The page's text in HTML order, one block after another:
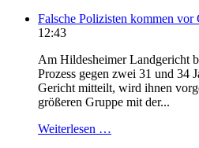
Falsche Polizisten kommen vor
12:43
Am Hildesheimer Landgericht
Prozess gegen zwei 31 und 34
Gericht mitteilt, wird ihnen
größeren Gruppe mit der...
Weiterlesen …